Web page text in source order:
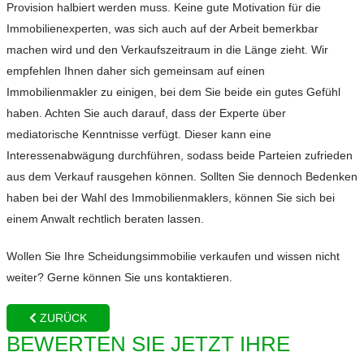
Provision halbiert werden muss. Keine gute Motivation für die
Immobilienexperten, was sich auch auf der Arbeit bemerkbar
machen wird und den Verkaufszeitraum in die Länge zieht. Wir
empfehlen Ihnen daher sich gemeinsam auf einen
Immobilienmakler zu einigen, bei dem Sie beide ein gutes Gefühl
haben. Achten Sie auch darauf, dass der Experte über
mediatorische Kenntnisse verfügt. Dieser kann eine
Interessenabwägung durchführen, sodass beide Parteien zufrieden
aus dem Verkauf rausgehen können. Sollten Sie dennoch Bedenken
haben bei der Wahl des Immobilienmaklers, können Sie sich bei
einem Anwalt rechtlich beraten lassen.
Wollen Sie Ihre Scheidungsimmobilie verkaufen und wissen nicht
weiter? Gerne können Sie uns kontaktieren.
ZURÜCK
BEWERTEN SIE JETZT IHRE